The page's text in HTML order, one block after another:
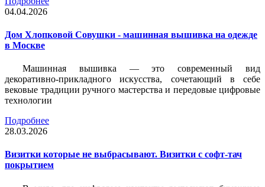
04.04.2026
Дом Хлопковой Совушки - машинная вышивка на одежде
в Москве
Машинная вышивка — это современный вид
декоративно-прикладного искусства, сочетающий в себе
вековые традиции ручного мастерства и передовые цифровые
технологии
Подробнее
28.03.2026
Визитки которые не выбрасывают. Визитки с софт-тач
покрытием